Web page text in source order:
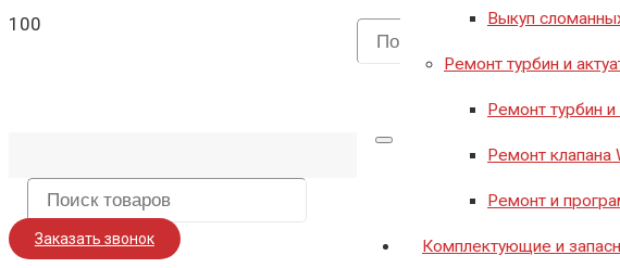
Выкуп
Ремонт турбин и
Ремонт турбин и
Ремонт клапана
Ремонт и
Комплектующие и
Заказать звонок